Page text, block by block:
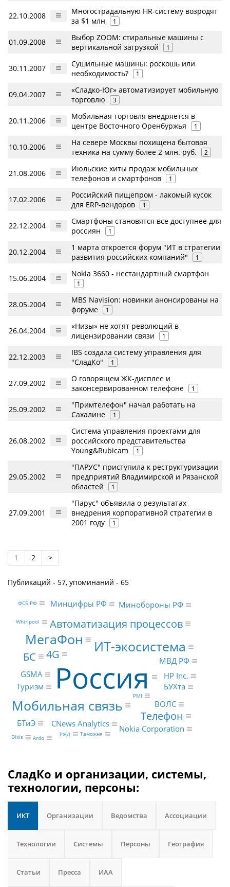
22.10.2008
Многострадальную HR-систему возродят
за $1 млн
1
01.09.2008
Выбор ZOOM: стиральные машины с
вертикальной загрузкой
1
30.11.2007
Сушильные машины: роскошь или
необходимость?
1
09.04.2007
«Сладко-Юг» автоматизирует мобильную
торговлю
3
20.11.2006
Мобильная торговля внедряется в
центре Восточного Оренбуржья
1
10.10.2006
На севере Москвы похищена бытовая
техника на сумму более 2 млн. руб.
2
21.08.2006
Июльские хиты продаж мобильных
телефонов и смартфонов
1
17.02.2006
Российский пищепром - лакомый кусок
для ERP-вендоров
1
22.12.2004
Смартфоны становятся все доступнее для
россиян
1
20.12.2004
1 марта откроется форум "ИТ в стратегии
развития российских компаний"
1
15.06.2004 Nokia 3660 - нестандартный смартфон
1
28.05.2004
MBS Navision: новинки анонсированы на
форуме
1
26.04.2004
«Низы» не хотят революций в
лицензировании связи
1
22.12.2003
IBS создала систему управления для
"СладКо"
1
27.09.2002
О говорящем ЖК-дисплее и
законсервированном телефоне
1
25.09.2002
"Примтелефон" начал работать на
Сахалине
1
26.08.2002
Cистема управления проектами для
российского представительства
Young&Rubicam
1
29.05.2002
"ПАРУС" приступила к реструктуризации
предприятий Владимирской и Рязанской
областей
1
27.09.2001
"Парус" объявила о результатах
внедрения корпоративной стратегии в
2001 году
1
1 2 >
Публикаций - 57, упоминаний - 65
Россия
ИТ-экосистема
Мобильная связь
МегаФон
Телефон
Автоматизация процессов
4G
БС
GSMA
ВОЛС
Туризм
БТиЭ CNews Analytics Nokia Corporation
Минобороны РФ
БУХта
HP Inc.
Минцифры РФ
МВД РФ
PMI
Whirlpool
Dixis Ardo РЖД Таможня
ФСБ РФ
СладКо и организации, системы,
технологии, персоны:
ИКТ Организации Ведомства Ассоциации
Технологии Системы Персоны География
Статьи Пресса ИАА